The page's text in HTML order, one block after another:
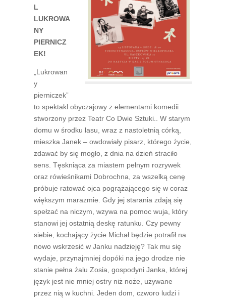
L
LUKROWA
NY
PIERNICZ
EK!
„Lukrowan
y
pierniczek”
to spektakl obyczajowy z elementami komedii
stworzony przez Teatr Co Dwie Sztuki.. W starym
domu w środku lasu, wraz z nastoletnią córką,
mieszka Janek – owdowiały pisarz, którego życie,
zdawać by się mogło, z dnia na dzień straciło
sens. Tęskniąca za miastem pełnym rozrywek
oraz rówieśnikami Dobrochna, za wszelką cenę
próbuje ratować ojca pogrążającego się w coraz
większym marazmie. Gdy jej starania zdają się
spełzać na niczym, wzywa na pomoc wuja, który
stanowi jej ostatnią deskę ratunku. Czy pewny
siebie, kochający życie Michał będzie potrafił na
nowo wskrzesić w Janku nadzieję? Tak mu się
wydaje, przynajmniej dopóki na jego drodze nie
stanie pełna żalu Zosia, gospodyni Janka, której
język jest nie mniej ostry niż noże, używane
przez nią w kuchni. Jeden dom, czworo ludzi i